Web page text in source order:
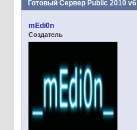
Готовый Сервер Public 2010 v6
mEdi0n
Создатель